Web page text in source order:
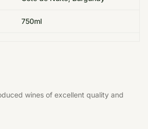
750ml
wines of excellent quality and